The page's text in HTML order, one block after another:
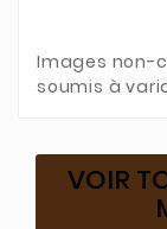
Images non-
soumis à
VOIR